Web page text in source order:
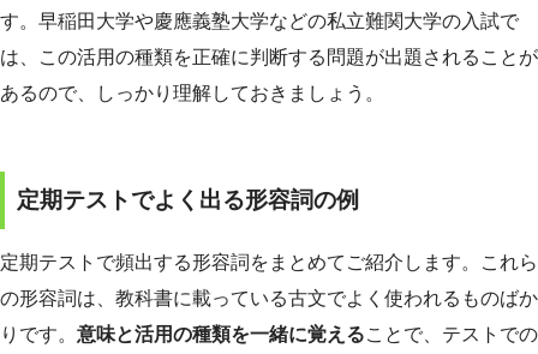
す。早稲田大学や慶應義塾大学などの私立難関大学の入試で
は、この活用の種類を正確に判断する問題が出題されることが
あるので、しっかり理解しておきましょう。
定期テストでよく出る形容詞の例
定期テストで頻出する形容詞をまとめてご紹介します。これら
の形容詞は、教科書に載っている古文でよく使われるものばか
りです。 意味と活用の種類を一緒に覚えることで、テストでの